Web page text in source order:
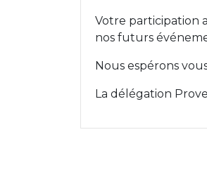
Votre participation
nos futurs
Nous espérons
La délégation